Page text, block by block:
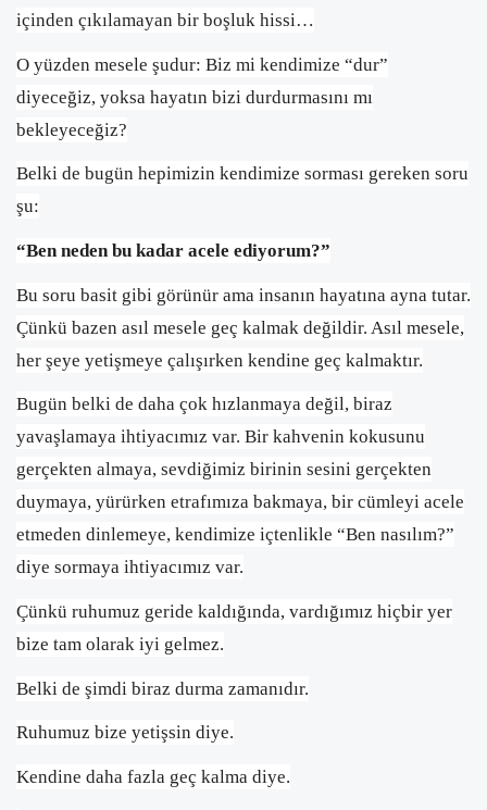
içinden çıkılamayan bir boşluk hissi…
O yüzden mesele şudur: Biz mi kendimize “dur”
diyeceğiz, yoksa hayatın bizi durdurmasını mı
bekleyeceğiz?
Belki de bugün hepimizin kendimize sorması gereken soru
şu:
“Ben neden bu kadar acele ediyorum?”
Bu soru basit gibi görünür ama insanın hayatına ayna tutar.
Çünkü bazen asıl mesele geç kalmak değildir. Asıl mesele,
her şeye yetişmeye çalışırken kendine geç kalmaktır.
Bugün belki de daha çok hızlanmaya değil, biraz
yavaşlamaya ihtiyacımız var. Bir kahvenin kokusunu
gerçekten almaya, sevdiğimiz birinin sesini gerçekten
duymaya, yürürken etrafımıza bakmaya, bir cümleyi acele
etmeden dinlemeye, kendimize içtenlikle “Ben nasılım?”
diye sormaya ihtiyacımız var.
Çünkü ruhumuz geride kaldığında, vardığımız hiçbir yer
bize tam olarak iyi gelmez.
Belki de şimdi biraz durma zamanıdır.
Ruhumuz bize yetişsin diye.
Kendine daha fazla geç kalma diye.